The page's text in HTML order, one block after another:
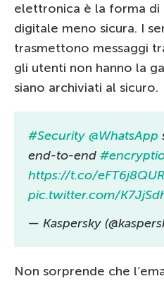
elettronica è la forma di
digitale meno sicura. I
trasmettono messaggi
gli utenti non hanno la
siano archiviati al sicuro.
#Security @WhatsApp
end-to-end
https://t.co/
pic.twitter.com/
— Kaspersky
Non sorprende che